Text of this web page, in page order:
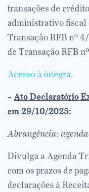
transações de
administrativo fiscal
Transação RFB nº
de Transação RFB
Acesso à íntegra.
– Ato Declaratório
em 29/10/2025:
Abrangência:
Divulga a Agenda
com os prazos de
declarações à